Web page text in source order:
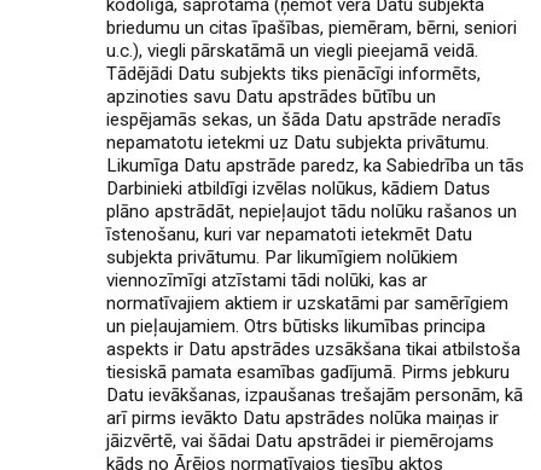
kodolīgā, saprotamā (ņemot vērā Datu subjekta
briedumu un citas īpašības, piemēram, bērni, seniori
u.c.), viegli pārskatāmā un viegli pieejamā veidā.
Tādējādi Datu subjekts tiks pienācīgi informēts,
apzinoties savu Datu apstrādes būtību un
iespējamās sekas, un šāda Datu apstrāde neradīs
nepamatotu ietekmi uz Datu subjekta privātumu.
Likumīga Datu apstrāde paredz, ka Sabiedrība un tās
Darbinieki atbildīgi izvēlas nolūkus, kādiem Datus
plāno apstrādāt, nepieļaujot tādu nolūku rašanos un
īstenošanu, kuri var nepamatoti ietekmēt Datu
subjekta privātumu. Par likumīgiem nolūkiem
viennozīmīgi atzīstami tādi nolūki, kas ar
normatīvajiem aktiem ir uzskatāmi par samērīgiem
un pieļaujamiem. Otrs būtisks likumības principa
aspekts ir Datu apstrādes uzsākšana tikai atbilstoša
tiesiskā pamata esamības gadījumā. Pirms jebkuru
Datu ievākšanas, izpaušanas trešajām personām, kā
arī pirms ievākto Datu apstrādes nolūka maiņas ir
jāizvērtē, vai šādai Datu apstrādei ir piemērojams
kāds no Ārējos normatīvajos tiesību aktos